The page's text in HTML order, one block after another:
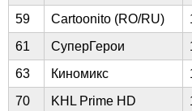
59
Cartoonito (RO/RU)
61
СуперГерои
63
Киномикс
70
KHL Prime HD